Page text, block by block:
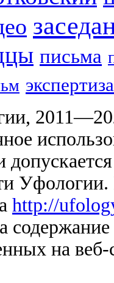
письма
экспертиза
http://
на